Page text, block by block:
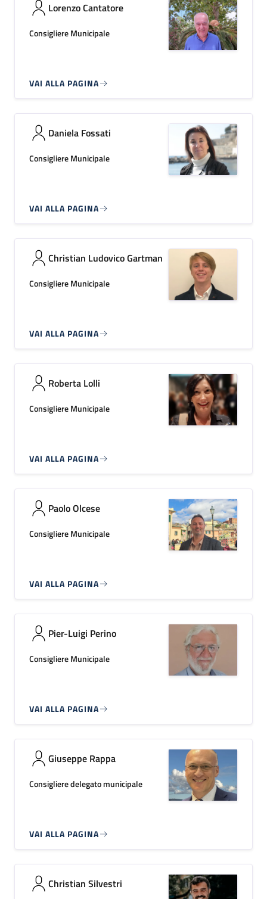
Lorenzo Cantatore
Consigliere Municipale
VAI ALLA PAGINA
Daniela Fossati
Consigliere Municipale
VAI ALLA PAGINA
Christian Ludovico Gartman
Consigliere Municipale
VAI ALLA PAGINA
Roberta Lolli
Consigliere Municipale
VAI ALLA PAGINA
Paolo Olcese
Consigliere Municipale
VAI ALLA PAGINA
Pier-Luigi Perino
Consigliere Municipale
VAI ALLA PAGINA
Giuseppe Rappa
Consigliere delegato municipale
VAI ALLA PAGINA
Christian Silvestri